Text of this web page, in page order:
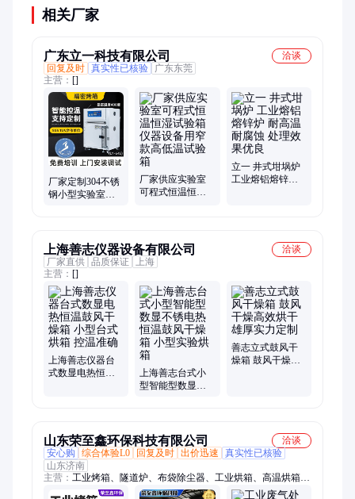
相关厂家
广东立一科技有限公司
洽谈
回复及时 真实性已核验
广东东莞
主营： []
厂家定制304不锈
钢小型实验室可
厂家供应实验室
可程式恒温恒湿
立一 井式坩埚炉
工业熔铝熔锌炉
上海善志仪器设备有限公司
洽谈
厂家直供 品质保证
上海
主营： []
上海善志仪器台
式数显电热恒温
上海善志台式小
型智能型数显不
善志立式鼓风干
燥箱 鼓风干燥高
山东荣至鑫环保科技有限公司
洽谈
安心购
综合体验L0 回复及时 出价迅速
真实性已核验
山东济南
主营： 工业烤箱、隧道炉、布袋除尘器、工业烘箱、高温烘箱、
移动伸缩房、高温隧道炉、高温烤漆房、催化燃烧设备、常规工